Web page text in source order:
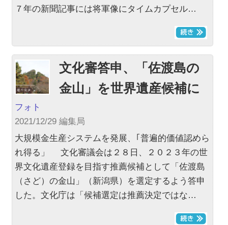
７年の新聞記事には将軍像にタイムカプセル…
文化審答申、「佐渡島の
金山」を世界遺産候補に
フォト
2021/12/29 編集局
大規模金生産システムを発展、｢普遍的価値認めら
れ得る」 文化審議会は２８日、２０２３年の世
界文化遺産登録を目指す推薦候補として「佐渡島
（さど）の金山」（新潟県）を選定するよう答申
した。文化庁は「候補選定は推薦決定ではな…